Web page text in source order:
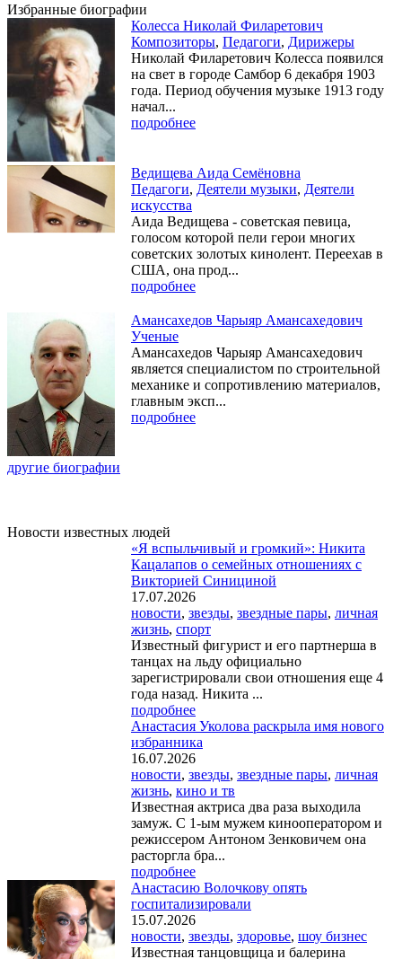
Избранные биографии
Колесса Николай Филаретович
Композиторы, Педагоги, Дирижеры
Николай Филаретович Колесса появился
на свет в городе Самбор 6 декабря 1903
года. Период обучения музыке 1913 году
начал...
подробнее
Ведищева Аида Семёновна
Педагоги, Деятели музыки, Деятели
искусства
Аида Ведищева - советская певица,
голосом которой пели герои многих
советских золотых кинолент. Переехав в
США, она прод...
подробнее
Амансахедов Чарыяр Амансахедович
Ученые
Амансахедов Чарыяр Амансахедович
является специалистом по строительной
механике и сопротивлению материалов,
главным эксп...
подробнее
другие биографии
Новости известных людей
«Я вспыльчивый и громкий»: Никита
Кацалапов о семейных отношениях с
Викторией Синициной
17.07.2026
новости, звезды, звездные пары, личная
жизнь, спорт
Известный фигурист и его партнерша в
танцах на льду официально
зарегистрировали свои отношения еще 4
года назад. Никита ...
подробнее
Анастасия Уколова раскрыла имя нового
избранника
16.07.2026
новости, звезды, звездные пары, личная
жизнь, кино и тв
Известная актриса два раза выходила
замуж. С 1-ым мужем кинооператором и
режиссером Антоном Зенковичем она
расторгла бра...
подробнее
Анастасию Волочкову опять
госпитализировали
15.07.2026
новости, звезды, здоровье, шоу бизнес
Известная танцовщица и балерина